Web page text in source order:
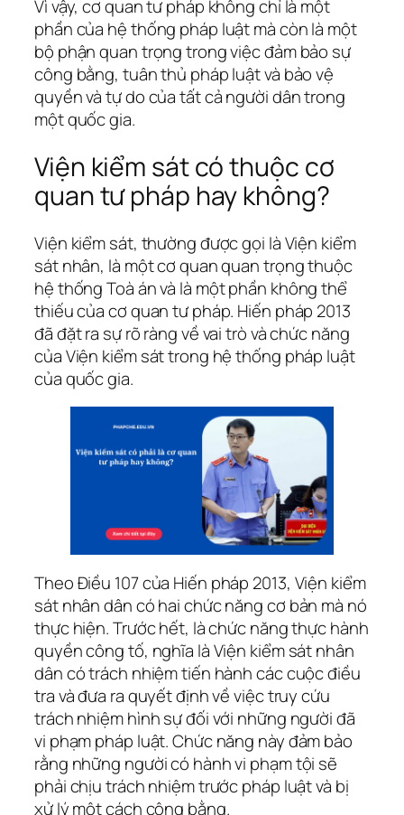
Vì vậy, cơ quan tư pháp không chỉ là một
phần của hệ thống pháp luật mà còn là một
bộ phận quan trọng trong việc đảm bảo sự
công bằng, tuân thủ pháp luật và bảo vệ
quyền và tự do của tất cả người dân trong
một quốc gia.
Viện kiểm sát có thuộc cơ
quan tư pháp hay không?
Viện kiểm sát, thường được gọi là Viện kiểm
sát nhân, là một cơ quan quan trọng thuộc
hệ thống Toà án và là một phần không thể
thiếu của cơ quan tư pháp. Hiến pháp 2013
đã đặt ra sự rõ ràng về vai trò và chức năng
của Viện kiểm sát trong hệ thống pháp luật
của quốc gia.
Theo Điều 107 của Hiến pháp 2013, Viện kiểm
sát nhân dân có hai chức năng cơ bản mà nó
thực hiện. Trước hết, là chức năng thực hành
quyền công tố, nghĩa là Viện kiểm sát nhân
dân có trách nhiệm tiến hành các cuộc điều
tra và đưa ra quyết định về việc truy cứu
trách nhiệm hình sự đối với những người đã
vi phạm pháp luật. Chức năng này đảm bảo
rằng những người có hành vi phạm tội sẽ
phải chịu trách nhiệm trước pháp luật và bị
xử lý một cách công bằng.